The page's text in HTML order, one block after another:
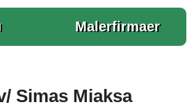
Malerfirmaer
Simas Miaksa